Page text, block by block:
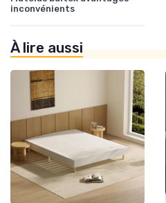
inconvénients
À lire aussi